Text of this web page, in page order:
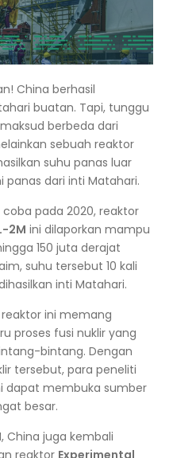
China berhasil
buatan. Tapi, tunggu
berbeda dari
sebuah reaktor
suhu panas luar
panas dari inti Matahari.
pada 2020, reaktor
2M ini dilaporkan mampu
150 juta derajat
suhu tersebut 10 kali
inti Matahari.
ini memang
proses fusi nuklir yang
bintang. Dengan
tersebut, para peneliti
dapat membuka sumber
besar.
China juga kembali
reaktor Experimental